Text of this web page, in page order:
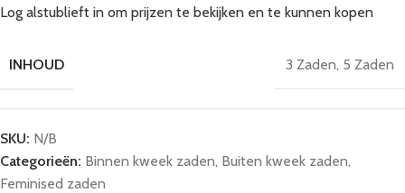
Log alstublieft in om prijzen te bekijken en te kunnen kopen
INHOUD 3 Zaden, 5 Zaden
SKU: N/B
Categorieën: Binnen kweek zaden, Buiten kweek zaden,
Feminised zaden